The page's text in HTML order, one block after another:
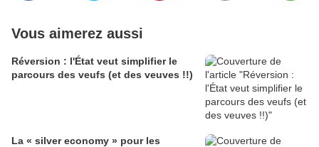
Vous aimerez aussi
Réversion : l'État veut simplifier le
parcours des veufs (et des veuves !!)
La « silver economy » pour les